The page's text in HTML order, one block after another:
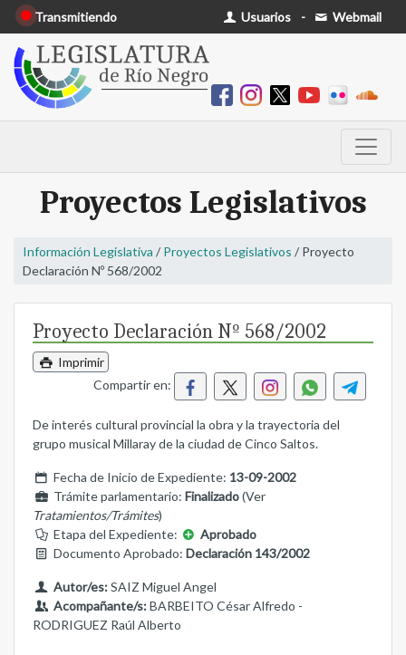
Transmitiendo Usuarios - Webmail
Proyectos Legislativos
Información Legislativa / Proyectos Legislativos / Proyecto
Declaración Nº 568/2002
Proyecto Declaración Nº 568/2002
Imprimir
Compartir en:
De interés cultural provincial la obra y la trayectoria del
grupo musical Millaray de la ciudad de Cinco Saltos.
Fecha de Inicio de Expediente: 13-09-2002
Trámite parlamentario: Finalizado(Ver
Tratamientos/Trámites)
Etapa del Expediente:
Aprobado
Documento Aprobado: Declaración 143/2002
Autor/es:SAIZ Miguel Angel
Acompañante/s:BARBEITO César Alfredo -
RODRIGUEZ Raúl Alberto